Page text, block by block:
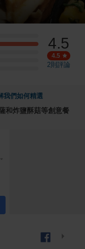
4.5
4.5
2則評論
我們如何精選
和炸鹽酥菇等創意餐